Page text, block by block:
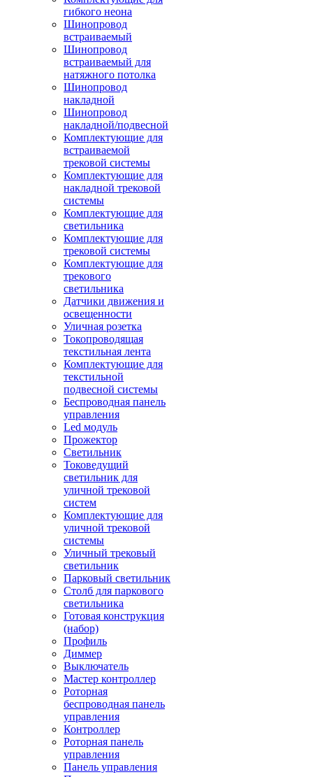
гибкого неона
Шинопровод
встраиваемый
Шинопровод
встраиваемый для
натяжного потолка
Шинопровод
накладной
Шинопровод
накладной/подвесной
Комплектующие для
встраиваемой
трековой системы
Комплектующие для
накладной трековой
системы
Комплектующие для
светильника
Комплектующие для
трековой системы
Комплектующие для
трекового
светильника
Датчики движения и
освещенности
Уличная розетка
Токопроводящая
текстильная лента
Комплектующие для
текстильной
подвесной системы
Беспроводная панель
управления
Led модуль
Прожектор
Светильник
Токоведущий
светильник для
уличной трековой
систем
Комплектующие для
уличной трековой
системы
Уличный трековый
светильник
Парковый светильник
Столб для паркового
светильника
Готовая конструкция
(набор)
Профиль
Диммер
Выключатель
Мастер контроллер
Роторная
беспроводная панель
управления
Контроллер
Роторная панель
управления
Панель управления